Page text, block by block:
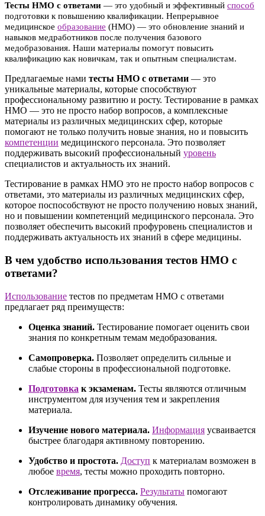
Тесты НМО с ответами — это удобный и эффективный способ
подготовки к повышению квалификации. Непрерывное
медицинское образование (НМО) — это обновление знаний и
навыков медработников после получения базового
медобразования. Наши материалы помогут повысить
квалификацию как новичкам, так и опытным специалистам.
Предлагаемые нами тесты НМО с ответами — это
уникальные материалы, которые способствуют
профессиональному развитию и росту. Тестирование в рамках
НМО — это не просто набор вопросов, а комплексные
материалы из различных медицинских сфер, которые
помогают не только получить новые знания, но и повысить
компетенции медицинского персонала. Это позволяет
поддерживать высокий профессиональный уровень
специалистов и актуальность их знаний.
Тестирование в рамках НМО это не просто набор вопросов с
ответами, это материалы из различных медицинских сфер,
которое поспособствуют не просто получению новых знаний,
но и повышении компетенций медицинского персонала. Это
позволяет обеспечить высокий профуровень специалистов и
поддерживать актуальность их знаний в сфере медицины.
В чем удобство использования тестов НМО с
ответами?
Использование тестов по предметам НМО с ответами
предлагает ряд преимуществ:
Оценка знаний. Тестирование помогает оценить свои
знания по конкретным темам медобразования.
Самопроверка. Позволяет определить сильные и
слабые стороны в профессиональной подготовке.
Подготовка к экзаменам. Тесты являются отличным
инструментом для изучения тем и закрепления
материала.
Изучение нового материала. Информация усваивается
быстрее благодаря активному повторению.
Удобство и простота. Доступ к материалам возможен в
любое время, тесты можно проходить повторно.
Отслеживание прогресса. Результаты помогают
контролировать динамику обучения.